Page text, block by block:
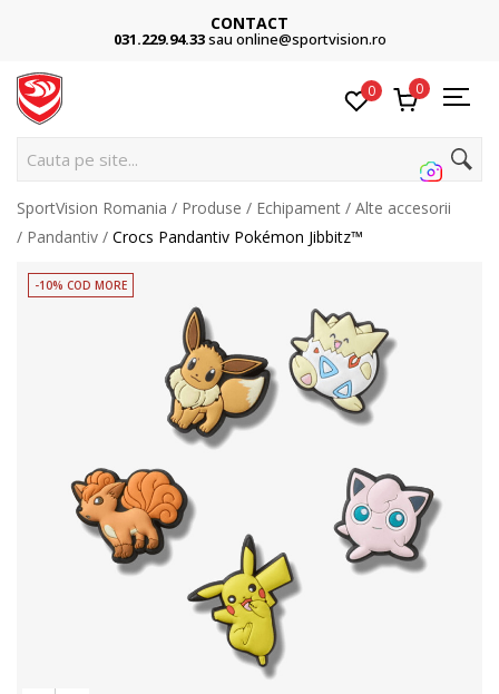
CONTACT
031.229.94.33sau online@sportvision.ro
0 0
Cauta pe site...
SportVision Romania Produse Echipament
Alte accesorii
Pandantiv
Crocs Pandantiv Pokémon Jibbitz™
-10% COD MORE